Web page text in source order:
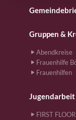
Gruppen &
Abendkreise
Frauenhilfe
Frauenhilfen
Jugendarbeit
FIRST FLOOR